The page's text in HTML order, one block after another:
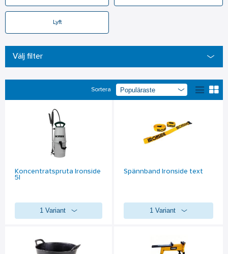
Lyft
Välj filter
Sortera
Koncentratspruta Ironside
5l
1 Variant
Spännband Ironside text
1 Variant